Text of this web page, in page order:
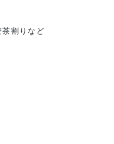
茶割りなど